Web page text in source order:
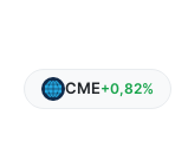
CME+0,82%